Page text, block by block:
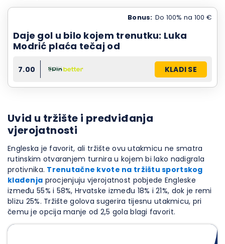
Bonus: Do 100% na 100 €
Daje gol u bilo kojem trenutku: Luka
Modrić plaća tečaj od
7.00 KLADI SE
Uvid u tržište i predviđanja
vjerojatnosti
Engleska je favorit, ali tržište ovu utakmicu ne smatra
rutinskim otvaranjem turnira u kojem bi lako nadigrala
protivnika. Trenutačne kvote na tržištu sportskog
klađenja procjenjuju vjerojatnost pobjede Engleske
između 55% i 58%, Hrvatske između 18% i 21%, dok je remi
blizu 25%. Tržište golova sugerira tijesnu utakmicu, pri
čemu je opcija manje od 2,5 gola blagi favorit.